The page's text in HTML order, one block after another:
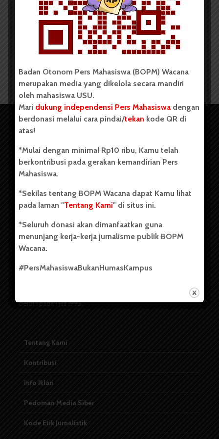
Gembel FH USU Adakan
Rekrutmen Anggota Baru
Copyright © 2023. All rights reserved BOPM WACANA.
Badan Otonom Pers Mahasiswa (BOPM) Wacana merupakan
secara mandiri oleh mahasiswa Universitas Sumatera Utara
(USU). Sebelumnya BOPM Wacana merupakan salah satu
berdiri pada 1 Juli 1995.
Tentang Kami
Kontribusi
Info Iklan
Pedoman Media Siber
Kode Etik Jurnalistik
Badan Otonom Pers Mahasiswa (BOPM) Wacana
merupakan media yang dikelola secara mandiri
oleh mahasiswa USU.
Mari dukung independensi Pers Mahasiswa dengan
berdonasi melalui cara pindai/tekan kode QR di
atas!
*Mulai dengan minimal Rp10 ribu, Kamu telah
berkontribusi pada gerakan kemandirian Pers
Mahasiswa.
*Sekilas tentang BOPM Wacana dapat Kamu lihat
pada laman "Tentang Kami" di situs ini.
*Seluruh donasi akan dimanfaatkan guna
menunjang kerja-kerja jurnalisme publik BOPM
Wacana.
#PersMahasiswaBukanHumasKampus